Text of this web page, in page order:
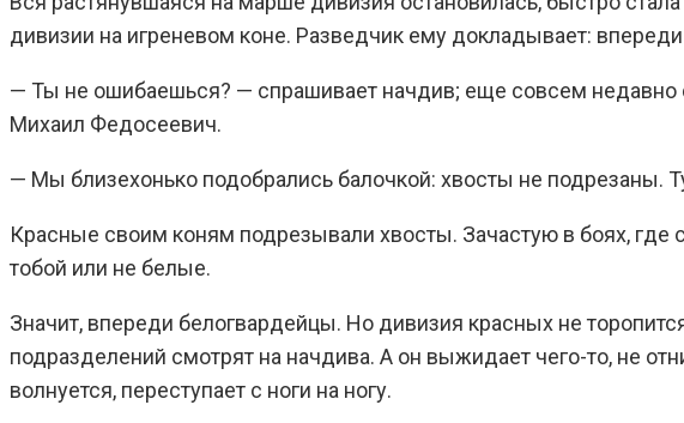
дивизии на игреневом коне. Разведчик ему докладывает:
— Ты не ошибаешься? — спрашивает начдив; еще совсем
Михаил Федосеевич.
— Мы близехонько подобрались балочкой: хвосты не подрезаны.
Красные своим коням подрезывали хвосты. Зачастую в боях,
тобой или не белые.
Значит, впереди белогвардейцы. Но дивизия красных не
подразделений смотрят на начдива. А он выжидает чего-то, не
волнуется, переступает с ноги на ногу.